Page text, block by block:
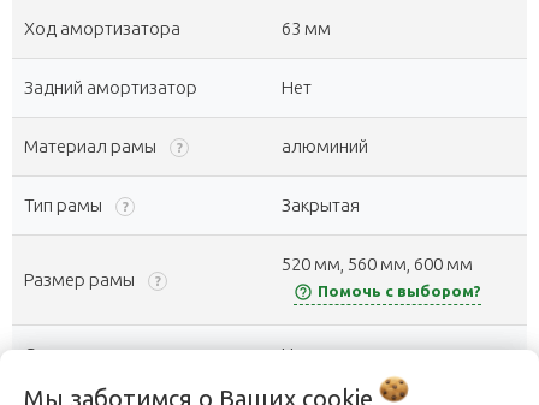
Ход амортизатора 63 мм
Задний амортизатор Нет
Материал рамы ? алюминий
Тип рамы ? Закрытая
Размер рамы ?
520 мм, 560 мм, 600 мм
help_outline Помочь с выбором?
Складная рама Нет
Мы заботимся о Ваших cookie